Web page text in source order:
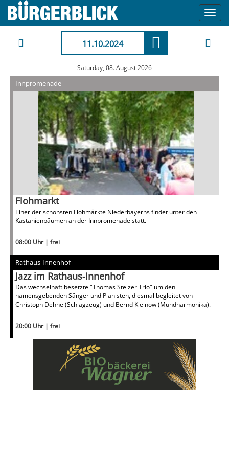
11.10.2024
Saturday, 08. August 2026
Innpromenade
Flohmarkt
Einer der schönsten Flohmärkte Niederbayerns findet unter den
Kastanienbäumen an der Innpromenade statt.
08:00 Uhr | frei
Rathaus-Innenhof
Jazz im Rathaus-Innenhof
Das wechselhaft besetzte "Thomas Stelzer Trio" um den
namensgebenden Sänger und Pianisten, diesmal begleitet von
Christoph Dehne (Schlagzeug) und Bernd Kleinow (Mundharmonika).
20:00 Uhr | frei